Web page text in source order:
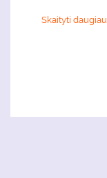
Skaityti daugiau